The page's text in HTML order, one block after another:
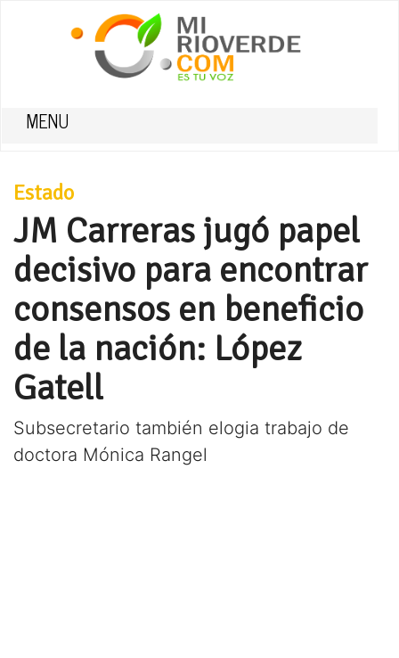
MENU
Estado
JM Carreras jugó papel
decisivo para encontrar
consensos en beneficio
de la nación: López
Gatell
Subsecretario también elogia trabajo de
doctora Mónica Rangel